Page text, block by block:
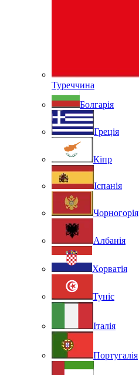
Туреччина
Болгарія
Греція
Кіпр
Іспанія
Чорногорія
Албанія
Хорватія
Туніс
Італія
Португалія